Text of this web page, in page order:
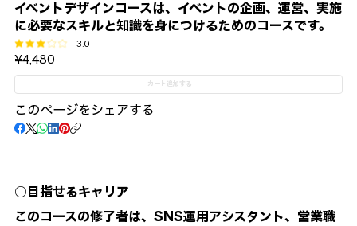
イベントデザインコースは、イベントの企画、運営、実施
に必要なスキルと知識を身につけるためのコースです。
3.0
平均評価 3 /5
¥4,480
カート追加する
このページをシェアする
○目指せるキャリア
このコースの修了者は、SNS運用アシスタント、営業職